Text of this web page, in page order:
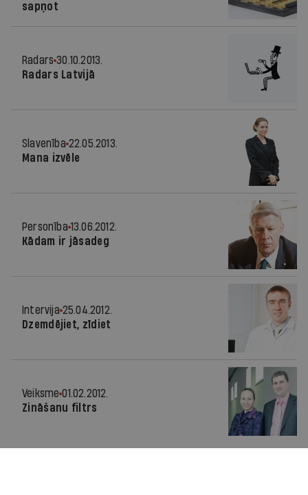
sapņot
Radars 30.10.2013.
Radars Latvijā
Slavenība 22.05.2013.
Mana izvēle
Personība 13.06.2012.
Kādam ir jāsadeg
Intervija 25.04.2012.
Dzemdējiet, zīdiet
Veiksme 01.02.2012.
Zināšanu filtrs